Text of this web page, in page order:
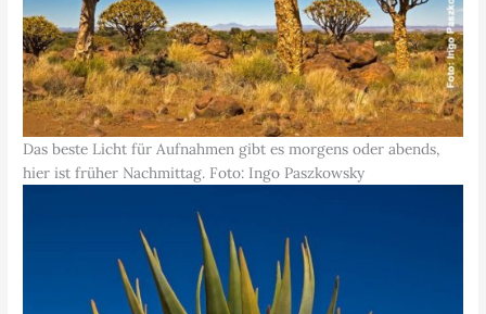
Das beste Licht für Aufnahmen gibt es morgens oder abends,
hier ist früher Nachmittag. Foto: Ingo Paszkowsky